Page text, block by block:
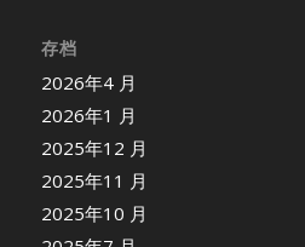
存档
2026年4 月
2026年1 月
2025年12 月
2025年11 月
2025年10 月